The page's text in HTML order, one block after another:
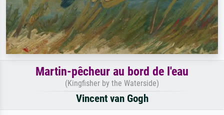
Martin-pêcheur au bord de l'eau
(Kingfisher by the Waterside)
Vincent van Gogh